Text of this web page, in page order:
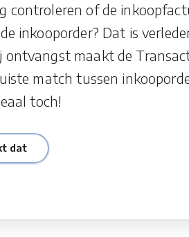
controleren of de
inkooporder? Dat is
ontvangst maakt de
match tussen
toch!
dat